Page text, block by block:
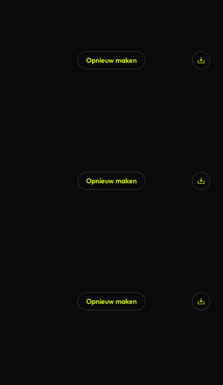
Opnieuw maken
Opnieuw maken
Opnieuw maken